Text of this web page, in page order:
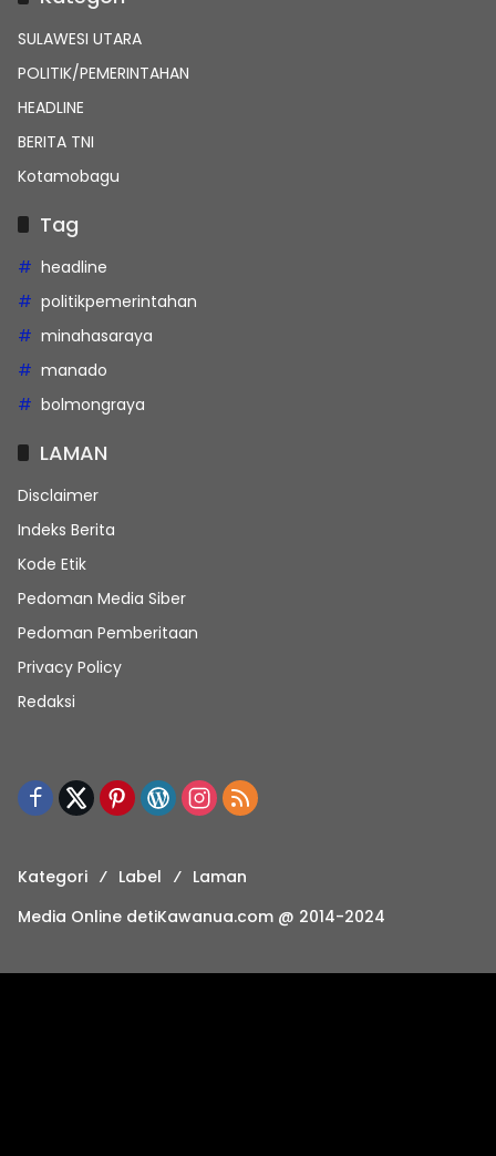
SULAWESI UTARA
POLITIK/PEMERINTAHAN
HEADLINE
BERITA TNI
Kotamobagu
Tag
headline
politikpemerintahan
minahasaraya
manado
bolmongraya
LAMAN
Disclaimer
Indeks Berita
Kode Etik
Pedoman Media Siber
Pedoman Pemberitaan
Privacy Policy
Redaksi
Kategori Label
Laman
Media Online detiKawanua.com @ 2014-2024